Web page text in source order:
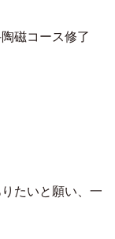
磁コース修了
たいと願い、一